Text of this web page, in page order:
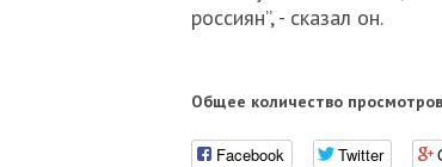
россиян”, - сказал он.
Общее количество
Facebook Twitter